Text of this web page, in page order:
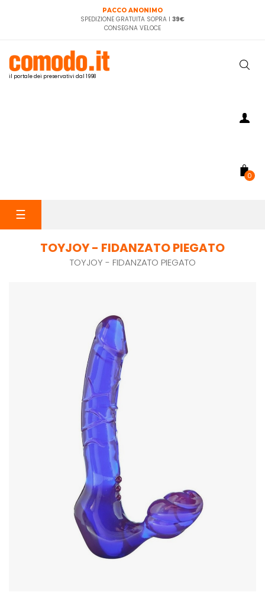
PACCO ANONIMO
SPEDIZIONE GRATUITA SOPRA I 39€
CONSEGNA VELOCE
il portale dei preservativi dal 1998
0
navigazione
☰
TOYJOY - FIDANZATO PIEGATO
TOYJOY - FIDANZATO PIEGATO